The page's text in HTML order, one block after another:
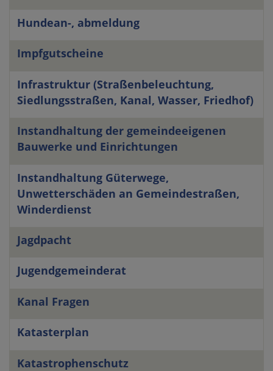
Hundean-, abmeldung
Impfgutscheine
Infrastruktur (Straßenbeleuchtung,
Siedlungsstraßen, Kanal, Wasser, Friedhof)
Instandhaltung der gemeindeeigenen
Bauwerke und Einrichtungen
Instandhaltung Güterwege,
Unwetterschäden an Gemeindestraßen,
Winderdienst
Jagdpacht
Jugendgemeinderat
Kanal Fragen
Katasterplan
Katastrophenschutz